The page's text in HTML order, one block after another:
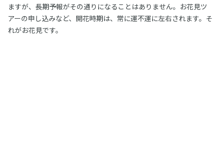
ますが、長期予報がその通りになることはありません。お花見ツ
アーの申し込みなど、開花時期は、常に運不運に左右されます。そ
れがお花見です。